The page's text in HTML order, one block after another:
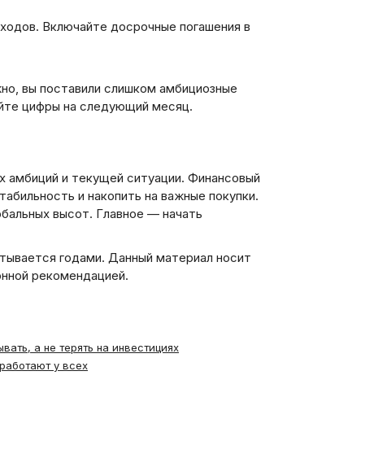
Включайте досрочные погашения в
вы поставили слишком амбициозные
цифры на следующий месяц.
и текущей ситуации. Финансовый
и накопить на важные покупки.
высот. Главное — начать
годами. Данный материал носит
рекомендацией.
а не терять на инвестициях
у всех